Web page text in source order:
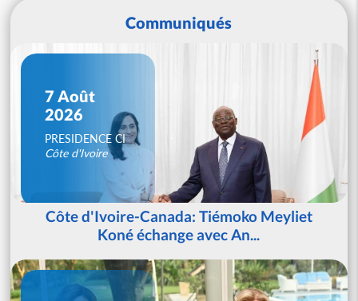
Communiqués
7 Août
2026
PRESIDENCE CI
Côte d'Ivoire
Côte d'Ivoire-Canada: Tiémoko Meyliet
Koné échange avec An...